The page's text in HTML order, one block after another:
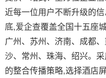
近每一位用户不断升级的
底,爱企查覆盖全国十五座
广州、苏州、济南、成都
沙、常州、珠海、绍兴。
的整合传播策略,选择酒店